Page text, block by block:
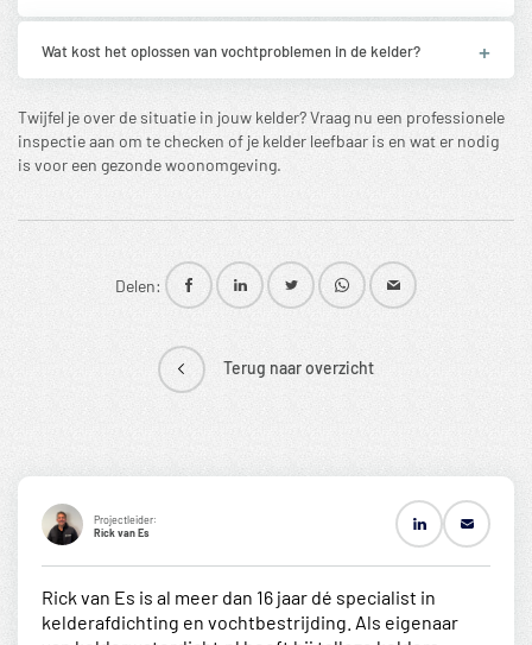
Wat kost het oplossen van vochtproblemen in de kelder?
Twijfel je over de situatie in jouw kelder? Vraag nu een professionele
inspectieaan om te checken of je kelder leefbaar is en wat er nodig
is voor een gezonde woonomgeving.
Terug naar overzicht
Delen:
Projectleider:
Rick van Es
Rick van Es is al meer dan 16 jaar dé specialist in
kelderafdichting en vochtbestrijding. Als eigenaar